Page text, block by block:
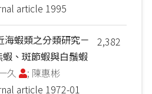
article 1995
2,382
海蝦類之分類研究－
、斑節蝦與白鬚蝦
久 ; 陳惠彬
article 1972-01